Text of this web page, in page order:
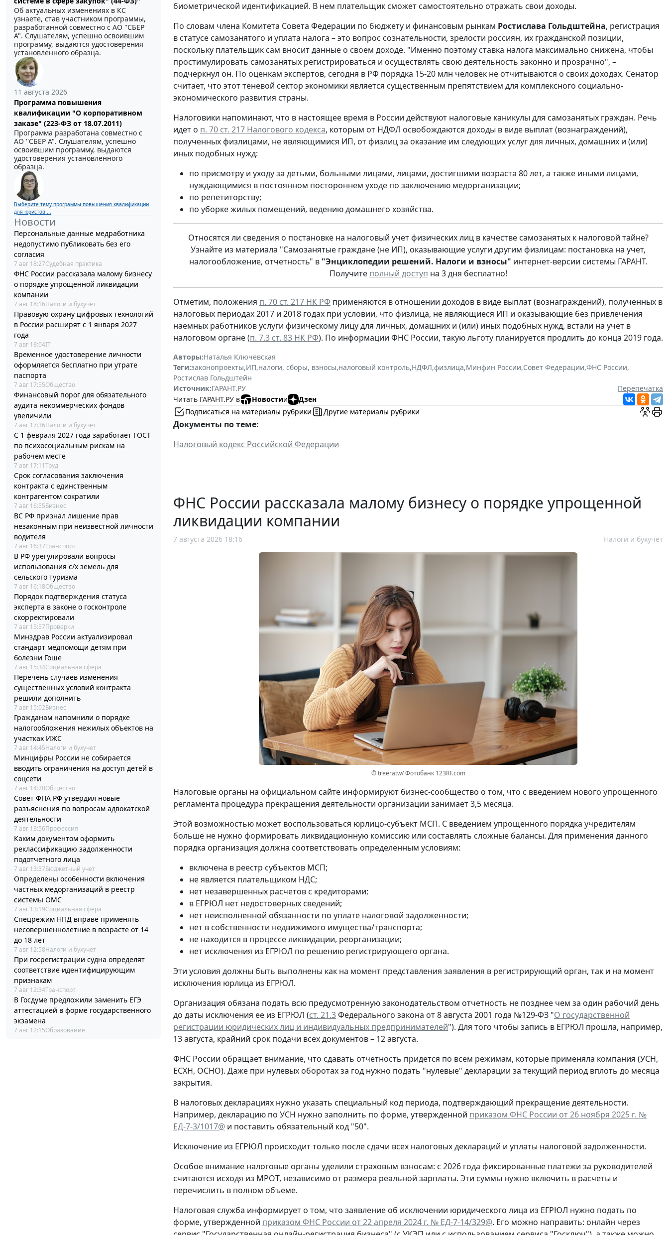
Об актуальных изменениях в КС
узнаете, став участником программы,
разработанной совместно с АО ''СБЕР
А". Слушателям, успешно освоившим
программу, выдаются удостоверения
установленного образца.
11 августа 2026
Программа повышения
квалификации "О корпоративном
заказе" (223-ФЗ от 18.07.2011)
Программа разработана совместно с
АО ''СБЕР А". Слушателям, успешно
освоившим программу, выдаются
удостоверения установленного
образца.
Выберите тему программы повышения квалификации
для юристов ...
Новости
Персональные данные медработника
недопустимо публиковать без его
согласия
7 авг 18:27Судебная практика
ФНС России рассказала малому бизнесу
о порядке упрощенной ликвидации
компании
7 авг 18:16Налоги и бухучет
Правовую охрану цифровых технологий
в России расширят с 1 января 2027
года
7 авг 18:04IT
Временное удостоверение личности
оформляется бесплатно при утрате
паспорта
7 авг 17:55Общество
Финансовый порог для обязательного
аудита некоммерческих фондов
увеличили
7 авг 17:36Налоги и бухучет
С 1 февраля 2027 года заработает ГОСТ
по психосоциальным рискам на
рабочем месте
7 авг 17:11Труд
Срок согласования заключения
контракта с единственным
контрагентом сократили
7 авг 16:55Бизнес
ВС РФ признал лишение прав
незаконным при неизвестной личности
водителя
7 авг 16:37Транспорт
В РФ урегулировали вопросы
использования с/х земель для
сельского туризма
7 авг 16:18Общество
Порядок подтверждения статуса
эксперта в законе о госконтроле
скорректировали
7 авг 15:57Проверки
Минздрав России актуализировал
стандарт медпомощи детям при
болезни Гоше
7 авг 15:34Социальная сфера
Перечень случаев изменения
существенных условий контракта
решили дополнить
7 авг 15:02Бизнес
Гражданам напомнили о порядке
налогообложения нежилых объектов на
участках ИЖС
7 авг 14:45Налоги и бухучет
Минцифры России не собирается
вводить ограничения на доступ детей в
соцсети
7 авг 14:20Общество
Совет ФПА РФ утвердил новые
разъяснения по вопросам адвокатской
деятельности
7 авг 13:56Профессия
Каким документом оформить
реклассификацию задолженности
подотчетного лица
7 авг 13:37Бюджетный учет
Определены особенности включения
частных медорганизаций в реестр
системы ОМС
7 авг 13:19Социальная сфера
Спецрежим НПД вправе применять
несовершеннолетние в возрасте от 14
до 18 лет
7 авг 12:58Налоги и бухучет
При госрегистрации судна определят
соответствие идентифицирующим
признакам
7 авг 12:34Транспорт
В Госдуме предложили заменить ЕГЭ
аттестацией в форме государственного
экзамена
7 авг 12:15Образование
биометрической идентификацией. В нем плательщик сможет самостоятельно отражать свои доходы.
По словам члена Комитета Совета Федерации по бюджету и финансовым рынкам Ростислава Гольдштейна, регистрация
в статусе самозанятого и уплата налога – это вопрос сознательности, зрелости россиян, их гражданской позиции,
поскольку плательщик сам вносит данные о своем доходе. "Именно поэтому ставка налога максимально снижена, чтобы
простимулировать самозанятых регистрироваться и осуществлять свою деятельность законно и прозрачно", –
подчеркнул он. По оценкам экспертов, сегодня в РФ порядка 15-20 млн человек не отчитываются о своих доходах. Сенатор
считает, что этот теневой сектор экономики является существенным препятствием для комплексного социально-
экономического развития страны.
Налоговики напоминают, что в настоящее время в России действуют налоговые каникулы для самозанятых граждан. Речь
идет о п. 70 ст. 217 Налогового кодекса, которым от НДФЛ освобождаются доходы в виде выплат (вознаграждений),
полученных физлицами, не являющимися ИП, от физлиц за оказание им следующих услуг для личных, домашних и (или)
иных подобных нужд:
по присмотру и уходу за детьми, больными лицами, лицами, достигшими возраста 80 лет, а также иными лицами,
нуждающимися в постоянном постороннем уходе по заключению медорганизации;
по репетиторству;
по уборке жилых помещений, ведению домашнего хозяйства.
Относятся ли сведения о постановке на налоговый учет физических лиц в качестве самозанятых к налоговой тайне?
Узнайте из материала "Самозанятые граждане (не ИП), оказывающие услуги другим физлицам: постановка на учет,
налогообложение, отчетность" в "Энциклопедии решений. Налоги и взносы" интернет-версии системы ГАРАНТ.
Получите полный доступ на 3 дня бесплатно!
Отметим, положения п. 70 ст. 217 НК РФ применяются в отношении доходов в виде выплат (вознаграждений), полученных в
налоговых периодах 2017 и 2018 годах при условии, что физлица, не являющиеся ИП и оказывающие без привлечения
наемных работников услуги физическому лицу для личных, домашних и (или) иных подобных нужд, встали на учет в
налоговом органе (п. 7.3 ст. 83 НК РФ). По информации ФНС России, такую льготу планируется продлить до конца 2019 года.
Авторы:Наталья Ключевская
Теги:законопроекты,ИП,налоги, сборы, взносы,налоговый контроль,НДФЛ,физлица,Минфин России,Совет Федерации,ФНС России,
Ростислав Гольдштейн
Источник:ГАРАНТ.РУ
Перепечатка
Читать ГАРАНТ.РУ в
Новостии
Дзен
Подписаться на материалы рубрики
Другие материалы рубрики
Документы по теме:
Налоговый кодекс Российской Федерации
ФНС России рассказала малому бизнесу о порядке упрощенной
ликвидации компании
7 августа 2026 18:16 Налоги и бухучет
© treeratw/ Фотобанк 123RF.com
Налоговые органы на официальном сайте информируют бизнес-сообщество о том, что с введением нового упрощенного
регламента процедура прекращения деятельности организации занимает 3,5 месяца.
Этой возможностью может воспользоваться юрлицо-субъект МСП. С введением упрощенного порядка учредителям
больше не нужно формировать ликвидационную комиссию или составлять сложные балансы. Для применения данного
порядка организация должна соответствовать определенным условиям:
включена в реестр субъектов МСП;
не является плательщиком НДС;
нет незавершенных расчетов с кредиторами;
в ЕГРЮЛ нет недостоверных сведений;
нет неисполненной обязанности по уплате налоговой задолженности;
нет в собственности недвижимого имущества/транспорта;
не находится в процессе ликвидации, реорганизации;
нет исключения из ЕГРЮЛ по решению регистрирующего органа.
Эти условия должны быть выполнены как на момент представления заявления в регистрирующий орган, так и на момент
исключения юрлица из ЕГРЮЛ.
Организация обязана подать всю предусмотренную законодательством отчетность не позднее чем за один рабочий день
до даты исключения ее из ЕГРЮЛ (ст. 21.3Федерального закона от 8 августа 2001 года №129-ФЗ "О государственной
регистрации юридических лиц и индивидуальных предпринимателей"). Для того чтобы запись в ЕГРЮЛ прошла, например,
13 августа, крайний срок подачи всех документов – 12 августа.
ФНС России обращает внимание, что сдавать отчетность придется по всем режимам, которые применяла компания (УСН,
ЕСХН, ОСНО). Даже при нулевых оборотах за год нужно подать "нулевые" декларации за текущий период вплоть до месяца
закрытия.
В налоговых декларациях нужно указать специальный код периода, подтверждающий прекращение деятельности.
Например, декларацию по УСН нужно заполнить по форме, утвержденной приказом ФНС России от 26 ноября 2025 г. №
ЕД-7-3/1017@ и поставить обязательный код "50".
Исключение из ЕГРЮЛ происходит только после сдачи всех налоговых деклараций и уплаты налоговой задолженности.
Особое внимание налоговые органы уделили страховым взносам: с 2026 года фиксированные платежи за руководителей
считаются исходя из МРОТ, независимо от размера реальной зарплаты. Эти суммы нужно включить в расчеты и
перечислить в полном объеме.
Налоговая служба информирует о том, что заявление об исключении юридического лица из ЕГРЮЛ нужно подать по
форме, утвержденной приказом ФНС России от 22 апреля 2024 г. № ЕД-7-14/329@. Его можно направить: онлайн через